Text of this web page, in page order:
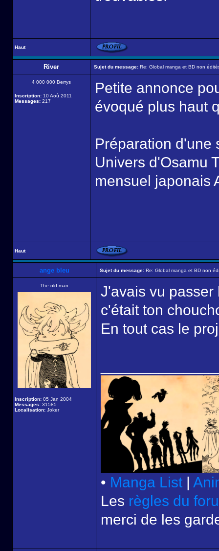
Haut
River Sujet du message: Re: Global manga et BD non
4 000 000 Berrys
Inscription: 10 Aoû 2011
Messages: 217
Petite annonce
évoqué plus haut
Préparation d'une
Univers d'Osamu
mensuel japonais
Haut
ange bleu Sujet du message: Re: Global manga et BD non
The old man
Inscription: 05 Jan 2004
Messages: 31585
Localisation: Joker
J'avais vu
c'était ton
En tout cas le
• Manga List |
Les règles du
merci de les